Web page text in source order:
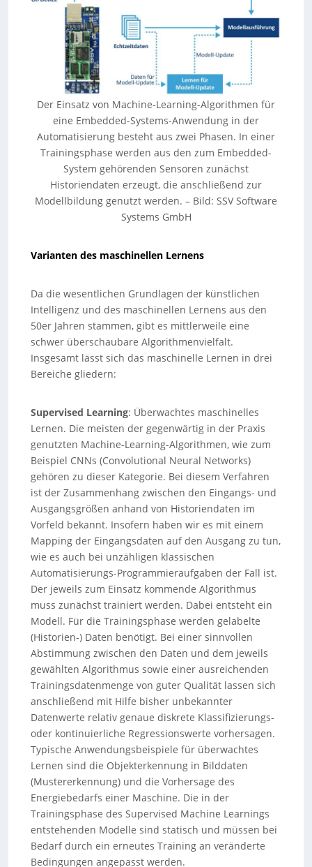
Der Einsatz von Machine-Learning-Algorithmen für
eine Embedded-Systems-Anwendung in der
Automatisierung besteht aus zwei Phasen. In einer
Trainingsphase werden aus den zum Embedded-
System gehörenden Sensoren zunächst
Historiendaten erzeugt, die anschließend zur
Modellbildung genutzt werden. – Bild: SSV Software
Systems GmbH
Varianten des maschinellen Lernens
Da die wesentlichen Grundlagen der künstlichen
Intelligenz und des maschinellen Lernens aus den
50er Jahren stammen, gibt es mittlerweile eine
schwer überschaubare Algorithmenvielfalt.
Insgesamt lässt sich das maschinelle Lernen in drei
Bereiche gliedern:
Supervised Learning: Überwachtes maschinelles
Lernen. Die meisten der gegenwärtig in der Praxis
genutzten Machine-Learning-Algorithmen, wie zum
Beispiel CNNs (Convolutional Neural Networks)
gehören zu dieser Kategorie. Bei diesem Verfahren
ist der Zusammenhang zwischen den Eingangs- und
Ausgangsgrößen anhand von Historiendaten im
Vorfeld bekannt. Insofern haben wir es mit einem
Mapping der Eingangsdaten auf den Ausgang zu tun,
wie es auch bei unzähligen klassischen
Automatisierungs-Programmieraufgaben der Fall ist.
Der jeweils zum Einsatz kommende Algorithmus
muss zunächst trainiert werden. Dabei entsteht ein
Modell. Für die Trainingsphase werden gelabelte
(Historien-) Daten benötigt. Bei einer sinnvollen
Abstimmung zwischen den Daten und dem jeweils
gewählten Algorithmus sowie einer ausreichenden
Trainingsdatenmenge von guter Qualität lassen sich
anschließend mit Hilfe bisher unbekannter
Datenwerte relativ genaue diskrete Klassifizierungs-
oder kontinuierliche Regressionswerte vorhersagen.
Typische Anwendungsbeispiele für überwachtes
Lernen sind die Objekterkennung in Bilddaten
(Mustererkennung) und die Vorhersage des
Energiebedarfs einer Maschine. Die in der
Trainingsphase des Supervised Machine Learnings
entstehenden Modelle sind statisch und müssen bei
Bedarf durch ein erneutes Training an veränderte
Bedingungen angepasst werden.